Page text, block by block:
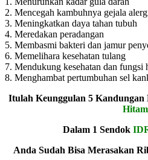
2. Mencegah kambuhnya gejala
3. Meningkatkan daya tahan tubuh
4. Meredakan peradangan
5. Membasmi bakteri dan jamur
6. Memelihara kesehatan tulang
7. Mendukung kesehatan dan fungsi
8. Menghambat pertumbuhan sel
Itulah Keunggulan 5 Kandungan
Hitam
Dalam 1 Sendok
Anda Sudah Bisa Merasakan